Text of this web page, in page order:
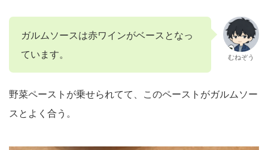
ガルムソースは赤ワインがベースとなっ
ています。
むねぞう
野菜ペーストが乗せられてて、このペーストがガルムソー
スとよく合う。